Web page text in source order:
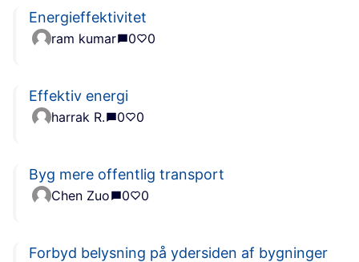
Energieffektivitet
ram kumar 0 0
Effektiv energi
harrak R. 0 0
Byg mere offentlig transport
Chen Zuo 0 0
Forbyd belysning på ydersiden af bygninger